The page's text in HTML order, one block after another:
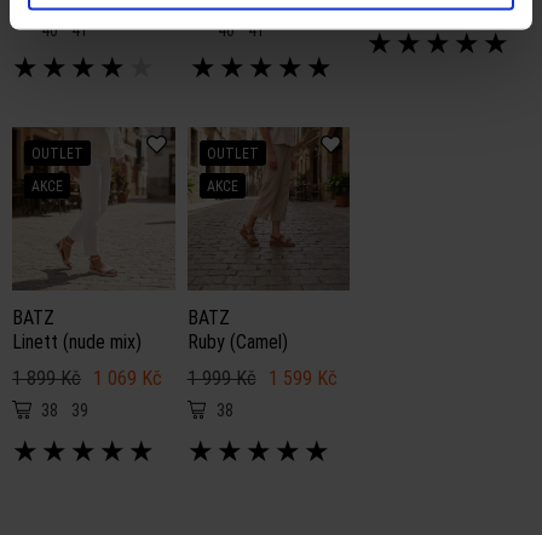
40
41
★ ★ ★ ★
40
41
★ ★ ★ ★ ★
40
41
★ ★ ★ ★ ★
OUTLET
AKCE
BATZ
Linett (nude mix)
1 899 Kč 1 069 Kč
38 39
★ ★ ★ ★ ★
OUTLET
AKCE
BATZ
Ruby (Camel)
1 999 Kč 1 599 Kč
38
★ ★ ★ ★ ★